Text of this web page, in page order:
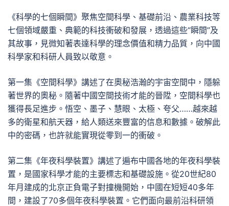
《科學的七個瞬間》聚焦空間科學、基礎前沿、農業科技等
七個領域嚴重、典範的科技衝破和發展，透過這些“瞬間”及
其故事，見微知著表達科學的理念價值和精力品質，向中國
科學家和科研人員致以敬意。
第一集《空間科學》講述了在奧秘浩瀚的宇宙空間中，隱躲
著世界的奧秘。隨著中國空間技術才能的晉陞，空間科學也
獲得長足進步。悟空、墨子、慧眼、太極、夸父……越來越
多的衛星和航天器，給人類送來豐富的信息和數據。破解此
中的密碼，也許就能實現從零到一的衝破。
第二集《年夜科學裝置》講述了遍布中國各地的年夜科學裝
置，是國家科學才能的主要標志和基礎設施。從20世紀80
年月建成的北京正負電子對撞機開始，中國在短短40多年
間，建設了70多個年夜科學裝置。它們面向最前沿科研領